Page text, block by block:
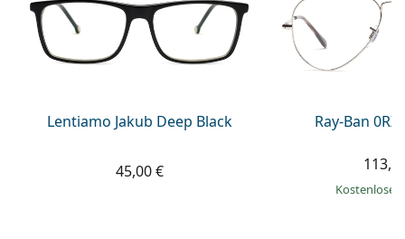
Lentiamo Jakub Deep Black
45,00 €
Ray-Ban
Kostenloser